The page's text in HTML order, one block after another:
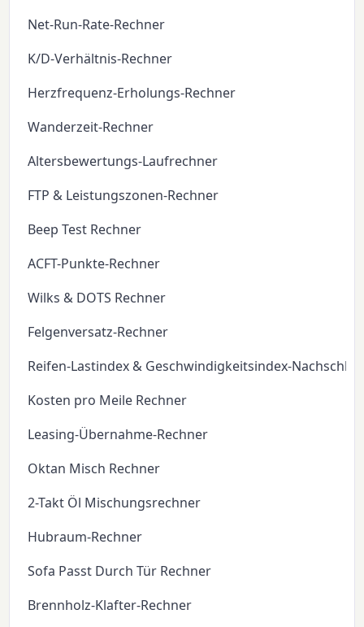
Net-Run-Rate-Rechner
K/D-Verhältnis-Rechner
Herzfrequenz-Erholungs-Rechner
Wanderzeit-Rechner
Altersbewertungs-Laufrechner
FTP & Leistungszonen-Rechner
Beep Test Rechner
ACFT-Punkte-Rechner
Wilks & DOTS Rechner
Felgenversatz-Rechner
Reifen-Lastindex & Geschwindigkeitsindex-
Kosten pro Meile Rechner
Leasing-Übernahme-Rechner
Oktan Misch Rechner
2-Takt Öl Mischungsrechner
Hubraum-Rechner
Sofa Passt Durch Tür Rechner
Brennholz-Klafter-Rechner